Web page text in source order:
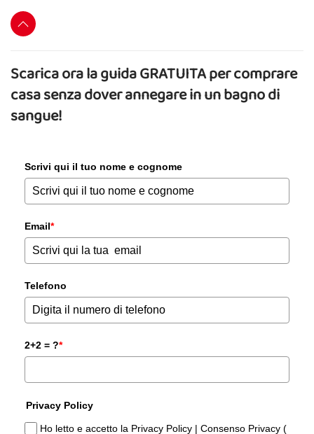
Scarica ora la guida GRATUITA per comprare
casa senza dover annegare in un bagno di
sangue!
Scrivi qui il tuo nome e cognome
Email*
Telefono
2+2 = ?*
Privacy Policy
Ho letto e accetto la Privacy Policy | Consenso Privacy (